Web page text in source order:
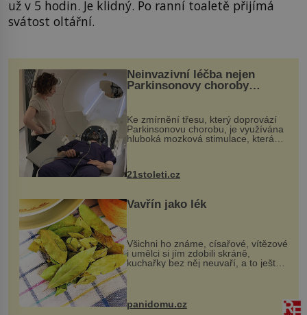
už v 5 hodin. Je klidný. Po ranní toaletě přijímá
svátost oltářní.
Neinvazivní léčba nejen
Parkinsonovy choroby
Ke zmírnění třesu, který doprovází
Parkinsonovu chorobu, je využívána
hluboká mozková stimulace, která
však vyžaduje vysoce invazivní
zákrok. Ultrazvuk zase není vhodný
k dostatečně přesnému zacílení ...
21stoleti.cz
Vavřín jako lék
Všichni ho známe, císařové, vítězové
i umělci si jím zdobili skráně,
kuchařky bez něj neuvaří, a to ještě
nevíte, že bobkový list může výrazně
zmírnit některé naše neduhy.
Obsahuje v malém množství ně...
panidomu.cz